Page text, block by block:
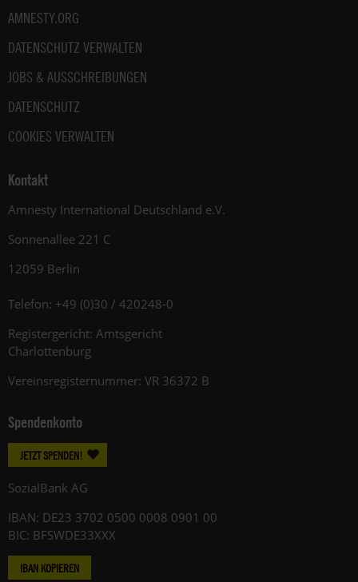
AMNESTY.ORG
DATENSCHUTZ VERWALTEN
JOBS & AUSSCHREIBUNGEN
DATENSCHUTZ
COOKIES VERWALTEN
Kontakt
Amnesty International Deutschland e.V.
Sonnenallee 221 C
12059 Berlin
Telefon: +49 (0)30 / 420248-0
Registergericht: Amtsgericht
Charlottenburg
Vereinsregisternummer: VR 36372 B
Spendenkonto
JETZT SPENDEN!
SozialBank AG
IBAN: DE23 3702 0500 0008 0901 00
BIC: BFSWDE33XXX
IBAN KOPIEREN